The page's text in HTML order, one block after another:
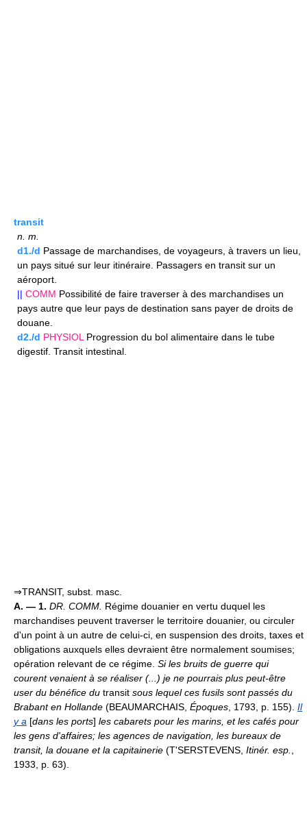
transit
n. m.
d1./d Passage de marchandises, de voyageurs, à travers un lieu,
un pays situé sur leur itinéraire. Passagers en transit sur un
aéroport.
|| COMM Possibilité de faire traverser à des marchandises un
pays autre que leur pays de destination sans payer de droits de
douane.
d2./d PHYSIOL Progression du bol alimentaire dans le tube
digestif. Transit intestinal.
⇒TRANSIT, subst. masc.
A. — 1. DR. COMM. Régime douanier en vertu duquel les
marchandises peuvent traverser le territoire douanier, ou circuler
d'un point à un autre de celui-ci, en suspension des droits, taxes et
obligations auxquels elles devraient être normalement soumises;
opération relevant de ce régime. Si les bruits de guerre qui
courent venaient à se réaliser (...) je ne pourrais plus peut-être
user du bénéfice du transit sous lequel ces fusils sont passés du
Brabant en Hollande (BEAUMARCHAIS, Époques , 1793, p. 155). Il
y a [dans les ports] les cabarets pour les marins, et les cafés pour
les gens d'affaires; les agences de navigation, les bureaux de
transit, la douane et la capitainerie (T'SERSTEVENS, Itinér. esp.
1933, p. 63).